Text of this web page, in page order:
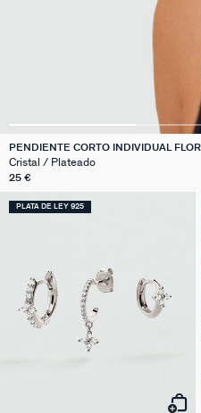
PENDIENTE CORTO INDIVIDUAL
Cristal / Plateado
25 €
PLATA DE LEY 925